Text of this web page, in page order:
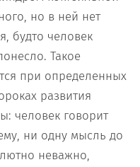
но в ней нет
будто человек
Такое
при определенных
развития
человек говорит
ни одну мысль до
неважно,